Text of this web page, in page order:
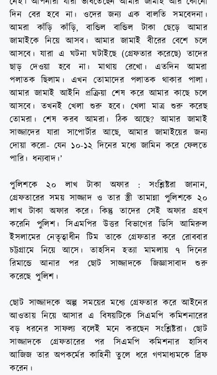
দিন বের হবে না। ওদের জন্য এক বালতি সমবেদনা।
আমরা কাঁড়ি কাঁড়ি, বান্ডিল বান্ডিল টাকা ছেড়ে আমার
জামাইকে নিয়ে আসব। আমার জামাই বীরের বেশে চলে
আসবে। যারা এ ঘটনা ঘটাইছে (গ্রেফতার করেছে) তাদের
ছাড় দেওয়া হবে না। মাথায় রেখো। এতদিন আমরা
পলাতক ছিলাম। এখন তোমাদের পলাতক থাকার পালা।
আমার জামাই আইনি প্রক্রিয়া শেষ করে আমার কাছে চলে
আসবে। তখনই খেলা শুরু হবে। খেলা মাত্র শুরু করেছ
তোমরা। শেষ করব আমরা। ঠিক আছে? আমার জামাই
সাজ্জাদের যারা সাপোর্টার আছে, আমার জামাইয়ের জন্য
দোয়া করো- যেন ১০-১২ দিনের মধ্যে জামিন করে ফেলতে
পারি। ধন্যবাদ।’
পুলিশকে ২০ লাখ টাকা অফার : সংশ্লিষ্টরা জানান,
গ্রেফতারের সময় সাজ্জাদ ও তার স্ত্রী তামান্না পুলিশকে ২০
লাখ টাকা অফার করে। কিন্তু তাদের সেই অফার গ্রহণ
করেনি পুলিশ। সিএমপির উত্তর বিভাগের ডিসি আমিরুল
ইসলামের নেতৃত্বাধীন টিম তাকে গ্রেফতার করে রোববার
চট্টগ্রামে নিয়ে আসে। তাহসিন হত্যা মামলায় ৭ দিনের
রিমান্ডে আনার পর ছোট সাজ্জাদকে জিজ্ঞাসাবাদ শুরু
করেছে পুলিশ।
ছোট সাজ্জাদকে অল্প সময়ের মধ্যে গ্রেফতার করে আইনের
আওতায় নিয়ে আসার এ বিষয়টিকে সিএমপি কমিশনারের
বড় ধরনের সাফল্য বলেই মনে করছেন সংশ্লিষ্টরা। ছোট
সাজ্জাদকে গ্রেফতারের পর সিএমপি কমিশনার হাসিব
আজিজ তার অপকর্মের কাহিনী তুলে ধরে গণমাধ্যমকে ব্রিফ
করেন।